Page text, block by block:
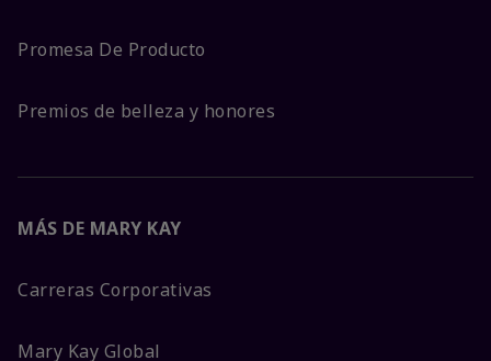
Promesa De Producto
Premios de belleza y honores
MÁS DE MARY KAY
Carreras Corporativas
Mary Kay Global